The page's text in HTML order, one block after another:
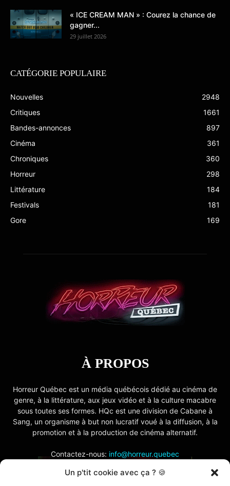
Un p'tit cookie avec ça ? 🍪
« ICE CREAM MAN » : Courez la chance de
gagner...
29 juillet 2026
CATÉGORIE POPULAIRE
Nouvelles
2948
Critiques
1661
Bandes-annonces
897
Cinéma
361
Chroniques
360
Horreur
298
Littérature
184
Festivals
181
Gore
169
À PROPOS
Horreur Québec est un média québécois dédié au cinéma de
genre, à la littérature, aux jeux vidéo et à la culture macabre
sous toutes ses formes. HQc est une division de Cabane à
Sang, un organisme à but non lucratif voué à la diffusion, à la
promotion et à la production de cinéma alternatif.
Contactez-nous: info@horreur.quebec